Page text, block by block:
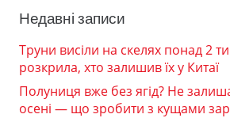
Недавні записи
Труни висіли на скелях понад 2
розкрила, хто залишив їх у Китаї
Полуниця вже без ягід? Не
осені — що зробити з кущами